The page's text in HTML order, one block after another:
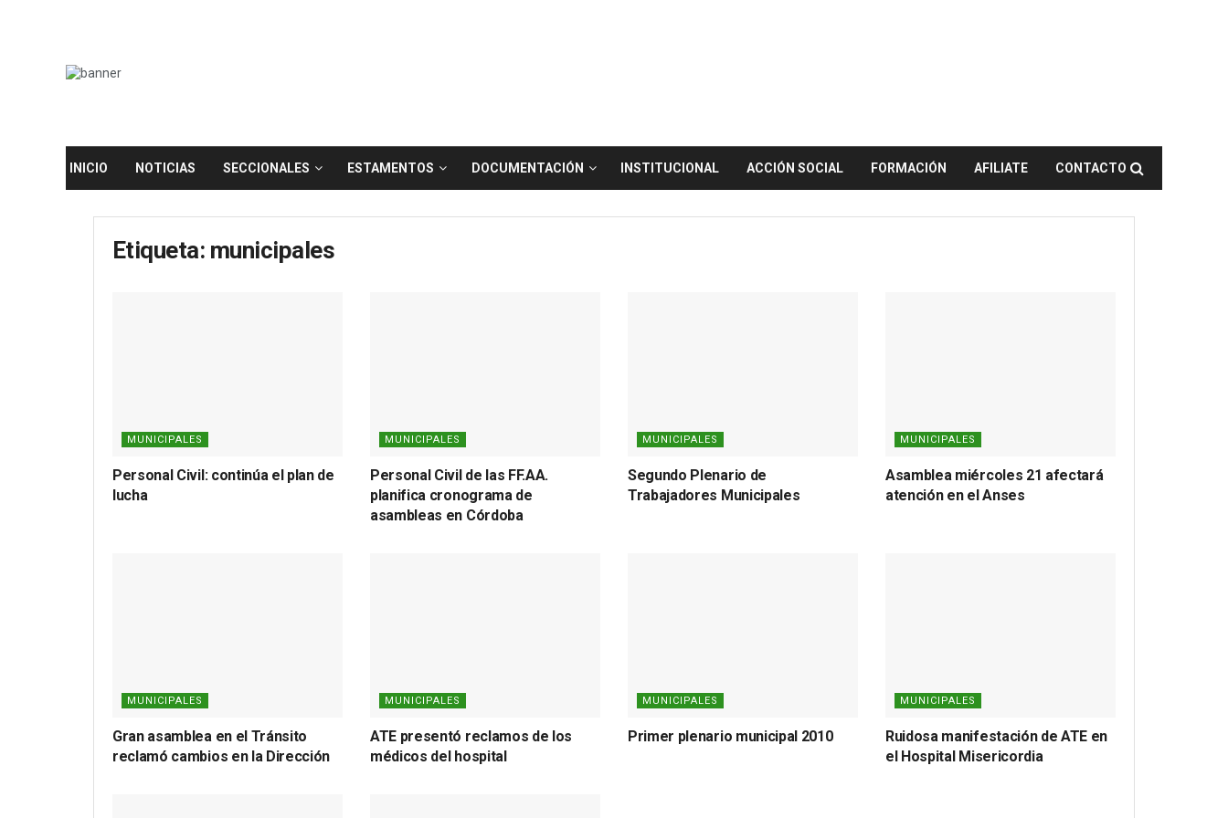
INICIO NOTICIAS SECCIONALES ESTAMENTOS DOCUMENTACIÓN INSTITUCIONAL ACCIÓN SOCIAL FORMACIÓN AFILIATE CONTACTO
Etiqueta: municipales
MUNICIPALES
Personal Civil: continúa el plan de
lucha
MUNICIPALES
Personal Civil de las FF.AA.
planifica cronograma de
asambleas en Córdoba
MUNICIPALES
Segundo Plenario de
Trabajadores Municipales
MUNICIPALES
Asamblea miércoles 21 afectará
atención en el Anses
MUNICIPALES
Gran asamblea en el Tránsito
reclamó cambios en la Dirección
MUNICIPALES
ATE presentó reclamos de los
médicos del hospital
MUNICIPALES
Primer plenario municipal 2010
MUNICIPALES
Ruidosa manifestación de ATE en
el Hospital Misericordia